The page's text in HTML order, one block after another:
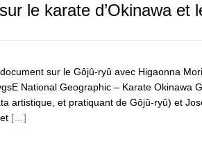
le karate d’Okinawa et
sur le Gôjû-ryû avec Higaonna
National Geographic – Karate Okinawa
artistique, et pratiquant de Gôjû-ryû) et
[…]